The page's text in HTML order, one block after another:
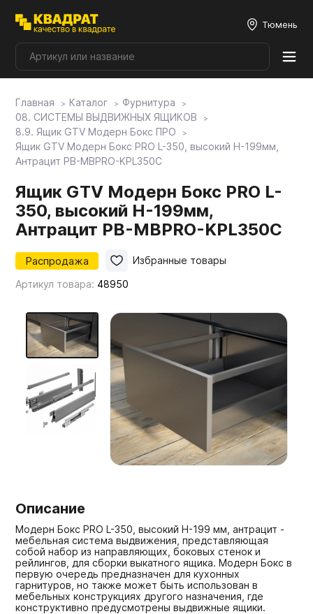
Тюмень
Плитные материалы
Фурнитура
Столешницы
Мой ЭГГЕР
Фасады
Мебельные образцы, каталоги
Главная Каталог
Фурнитура
08. СИСТЕМЫ ВЫДВИЖНЫХ ЯЩИКОВ
8.9. Ящик GTV Модерн Бокс ПРО
Ящик GTV Модерн Бокс PRO L-350, высокий H-199мм,
Антрацит PB-MBPRO-KPL350C
Ящик GTV Модерн Бокс PRO L-
350, высокий H-199мм,
Антрацит PB-MBPRO-KPL350C
Распродажа
Артикул товара: 48950
Избранные товары
Описание
Модерн Бокс PRO L-350, высокий H-199 мм, антрацит -
мебельная система выдвижения, представляющая
собой набор из направляющих, боковых стенок и
рейлингов, для сборки выкатного ящика. Модерн Бокс в
первую очередь предназначен для кухонных
гарнитуров, но также может быть использован в
мебельных конструкциях другого назначения, где
конструктивно предусмотрены выдвижные ящики.